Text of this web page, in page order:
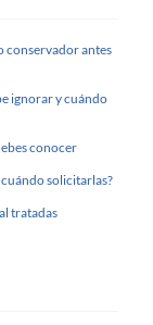
conservador antes
ignorar y cuándo
conocer
solicitarlas?
tratadas